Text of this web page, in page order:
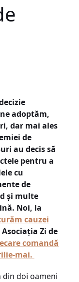
adoptăm,
dar mai ales
de
au decis să
pentru a
cu
de
și multe
Noi, la
cauzei
Zi de
comandă
mai.
din doi oameni